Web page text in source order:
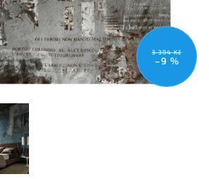
3 394 Kč
–9 %